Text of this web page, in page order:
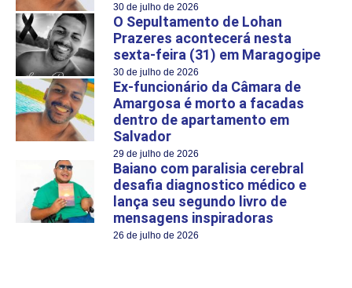
30 de julho de 2026
O Sepultamento de Lohan
Prazeres acontecerá nesta
sexta-feira (31) em Maragogipe
30 de julho de 2026
Ex-funcionário da Câmara de
Amargosa é morto a facadas
dentro de apartamento em
Salvador
29 de julho de 2026
Baiano com paralisia cerebral
desafia diagnostico médico e
lança seu segundo livro de
mensagens inspiradoras
26 de julho de 2026